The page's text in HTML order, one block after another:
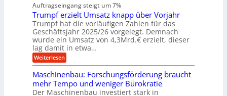
e
n
b
a
u
a
u
f
e
n
f
ü
h
r
u
n
g
e
n
B
S
r
t
u
n
g
s
r
e
e
s
H
Auftragseingang steigt um 7%
Trumpf erzielt Umsatz knapp über Vorjahr
Trumpf hat die vorläufigen Zahlen für das
Geschäftsjahr 2025/26 vorgelegt. Demnach
wurde ein Umsatz von 4,3Mrd.€ erzielt, dieser
lag damit in etwa…
Weiterlesen:
T
u
m
p
Maschinenbau: Forschungsförderung braucht
mehr Tempo und weniger Bürokratie
Der Maschinenbau investiert stark in